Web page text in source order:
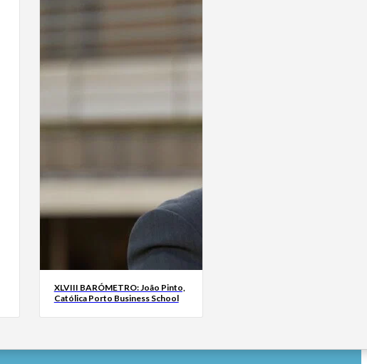
XLVIII BARÓMETRO: João Pinto,
Católica Porto Business School